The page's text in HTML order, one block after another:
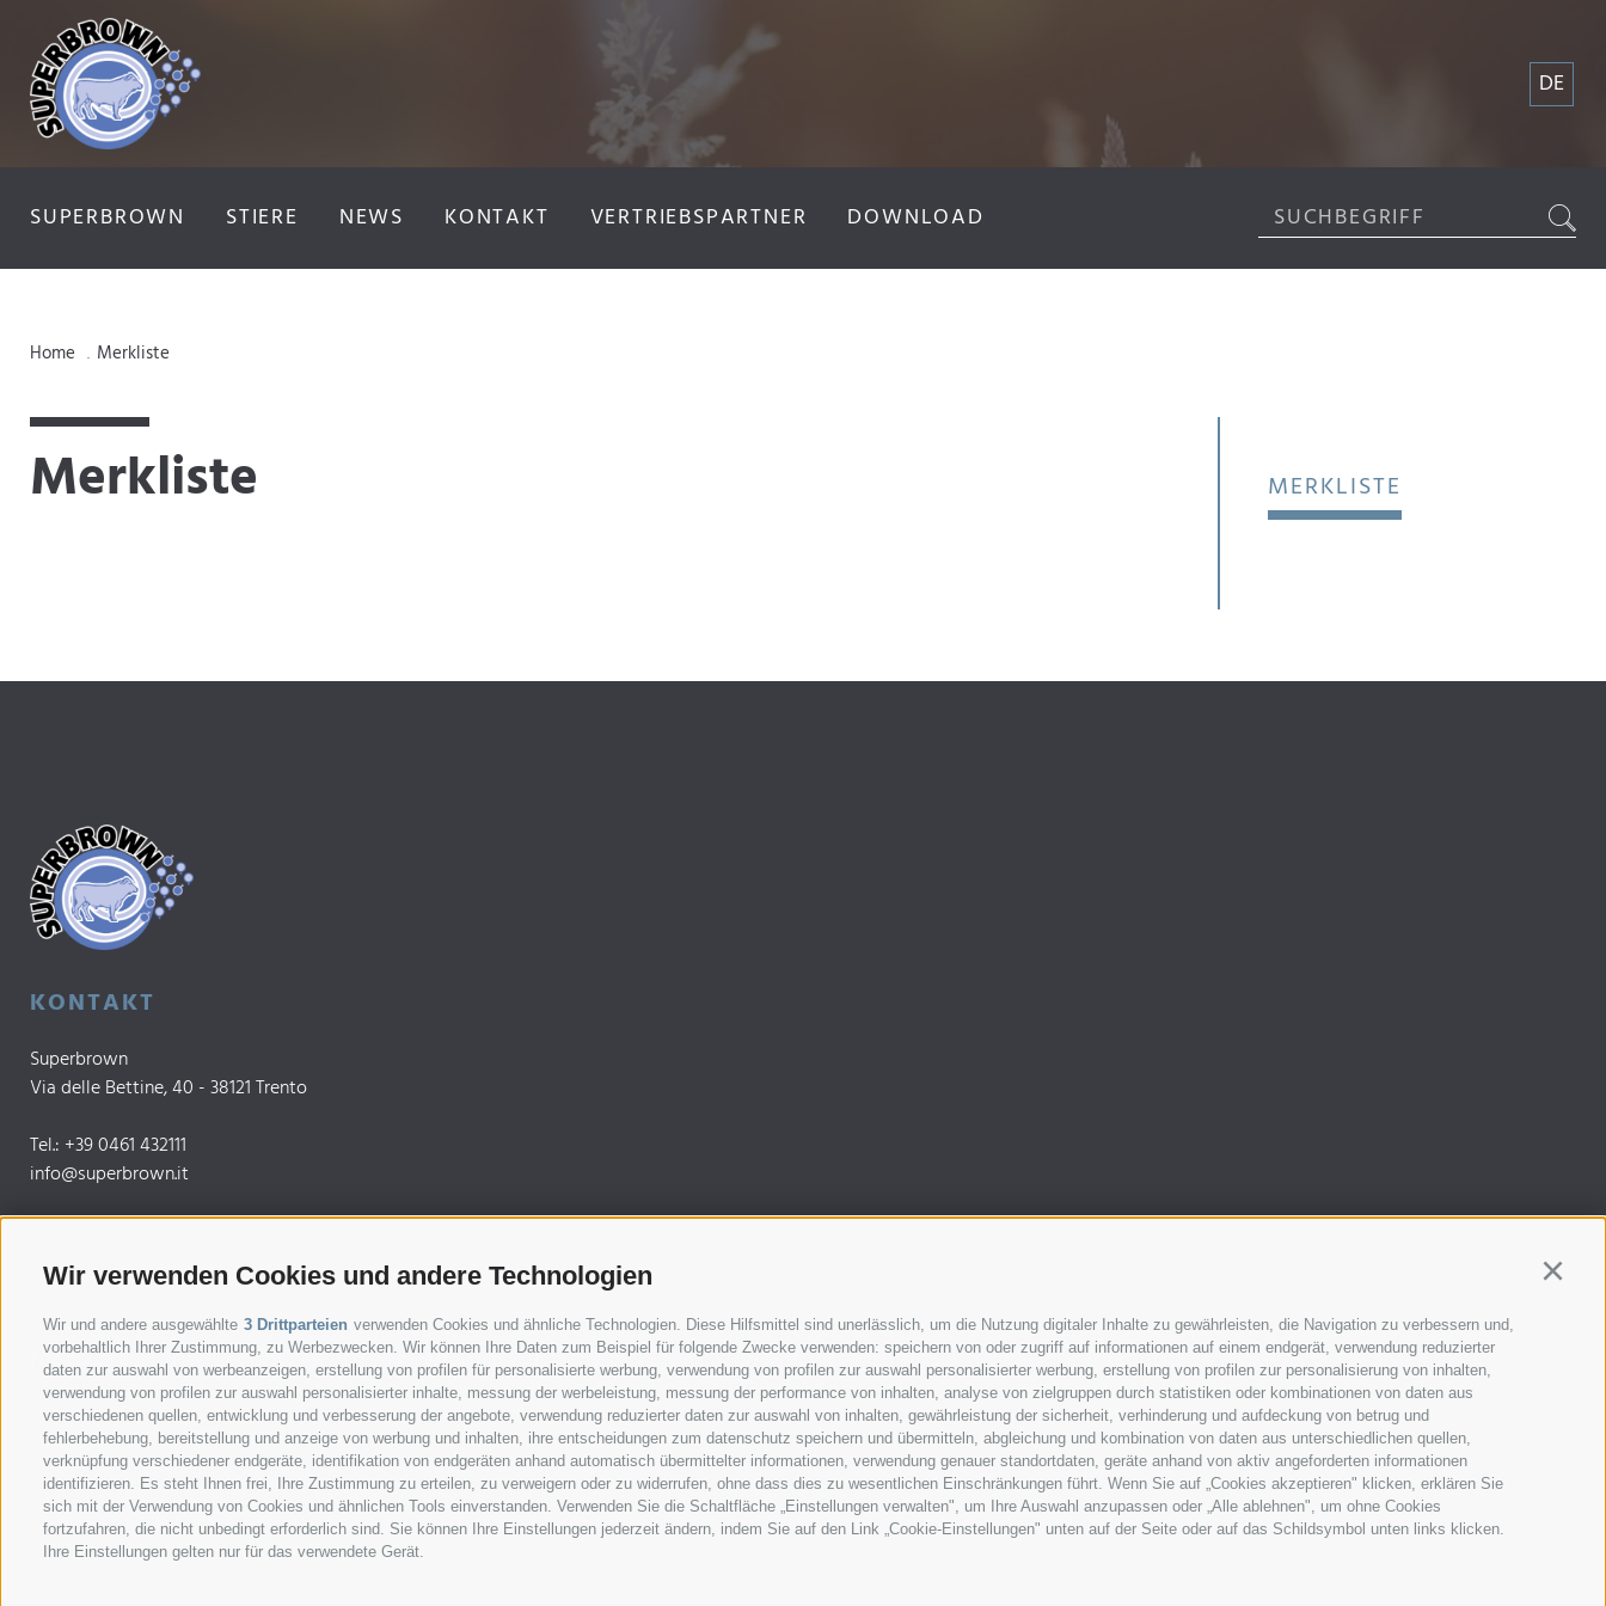
Wir verwenden Cookies und andere Technologien
Wir und andere ausgewählte 3 Drittparteien verwenden Cookies und ähnliche Technologien. Diese Hilfsmittel sind unerlässlich, um die Nutzung digitaler Inhalte zu gewährleisten, die Navigation zu verbessern und,
vorbehaltlich Ihrer Zustimmung, zu Werbezwecken. Wir können Ihre Daten zum Beispiel für folgende Zwecke verwenden: speichern von oder zugriff auf informationen auf einem endgerät, verwendung reduzierter
daten zur auswahl von werbeanzeigen, erstellung von profilen für personalisierte werbung, verwendung von profilen zur auswahl personalisierter werbung, erstellung von profilen zur personalisierung von inhalten,
verwendung von profilen zur auswahl personalisierter inhalte, messung der werbeleistung, messung der performance von inhalten, analyse von zielgruppen durch statistiken oder kombinationen von daten aus
verschiedenen quellen, entwicklung und verbesserung der angebote, verwendung reduzierter daten zur auswahl von inhalten, gewährleistung der sicherheit, verhinderung und aufdeckung von betrug und
fehlerbehebung, bereitstellung und anzeige von werbung und inhalten, ihre entscheidungen zum datenschutz speichern und übermitteln, abgleichung und kombination von daten aus unterschiedlichen quellen,
verknüpfung verschiedener endgeräte, identifikation von endgeräten anhand automatisch übermittelter informationen, verwendung genauer standortdaten, geräte anhand von aktiv angeforderten informationen
identifizieren. Es steht Ihnen frei, Ihre Zustimmung zu erteilen, zu verweigern oder zu widerrufen, ohne dass dies zu wesentlichen Einschränkungen führt. Wenn Sie auf „Cookies akzeptieren" klicken, erklären Sie
sich mit der Verwendung von Cookies und ähnlichen Tools einverstanden. Verwenden Sie die Schaltfläche „Einstellungen verwalten", um Ihre Auswahl anzupassen oder „Alle ablehnen", um ohne Cookies
fortzufahren, die nicht unbedingt erforderlich sind. Sie können Ihre Einstellungen jederzeit ändern, indem Sie auf den Link „Cookie-Einstellungen" unten auf der Seite oder auf das Schildsymbol unten links klicken.
Ihre Einstellungen gelten nur für das verwendete Gerät.
DE
SUPERBROWN STIERE NEWS KONTAKT VERTRIEBSPARTNER DOWNLOAD
Home . Merkliste
Merkliste MERKLISTE
KONTAKT
Superbrown
Via delle Bettine, 40 - 38121 Trento
Tel.: +39 0461 432111
info@superbrown.it
News und Infos vom Südtiroler Braunviehzuchtverband direkt in dein E-Mail-Postfach.
NEWSLETTER ANMELDEN